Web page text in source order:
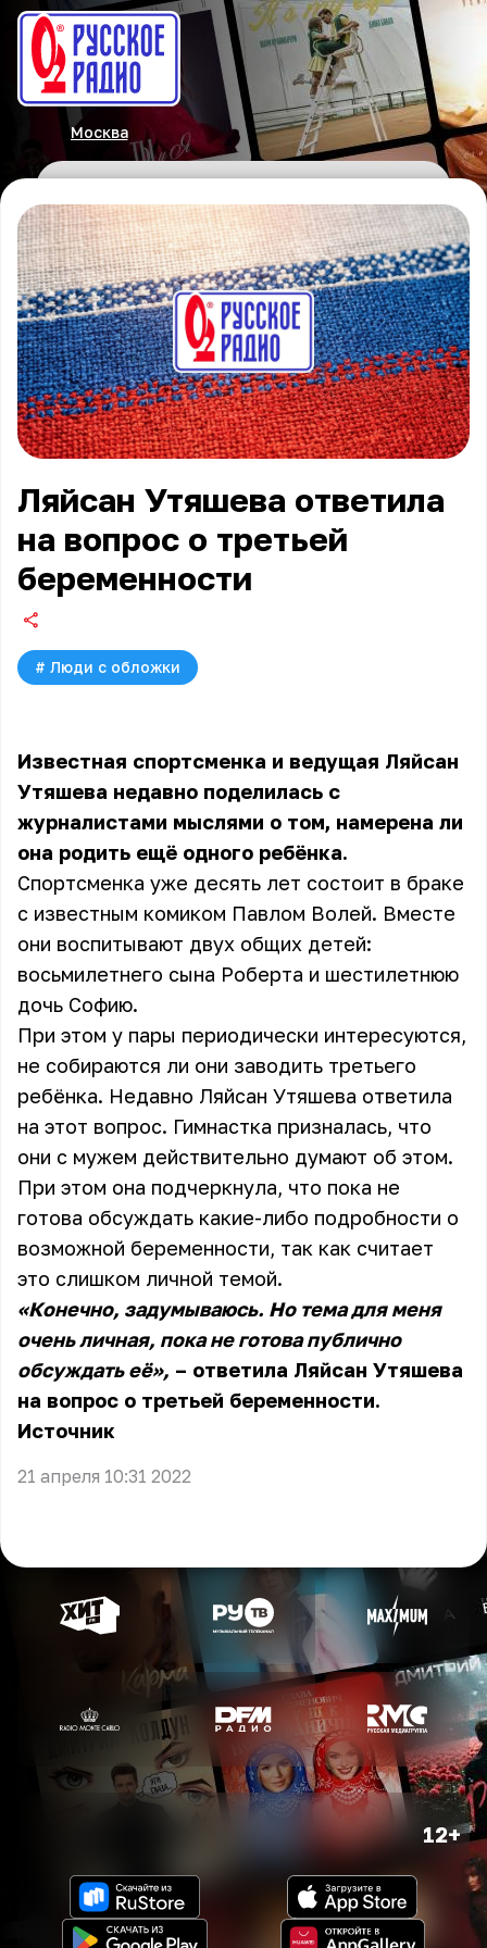
Москва
Ляйсан Утяшева ответила
на вопрос о третьей
беременности
# Люди с обложки
Известная спортсменка и ведущая Ляйсан
Утяшева недавно поделилась с
журналистами мыслями о том, намерена ли
она родить ещё одного ребёнка.
Спортсменка уже десять лет состоит в браке
с известным комиком Павлом Волей. Вместе
они воспитывают двух общих детей:
восьмилетнего сына Роберта и шестилетнюю
дочь Софию.
При этом у пары периодически интересуются,
не собираются ли они заводить третьего
ребёнка. Недавно Ляйсан Утяшева ответила
на этот вопрос. Гимнастка призналась, что
они с мужем действительно думают об этом.
При этом она подчеркнула, что пока не
готова обсуждать какие-либо подробности о
возможной беременности, так как считает
это слишком личной темой.
«Конечно, задумываюсь. Но тема для меня
очень личная, пока не готова публично
обсуждать её», – ответила Ляйсан Утяшева
на вопрос о третьей беременности.
Источник
21 апреля 10:31 2022
12+